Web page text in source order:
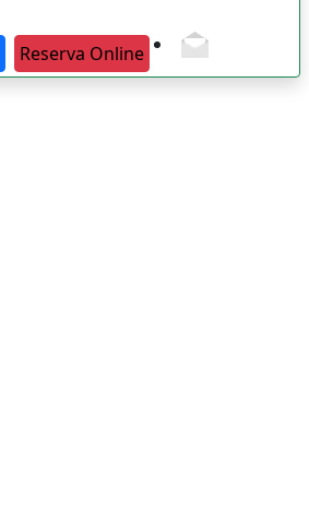
Reserva Online